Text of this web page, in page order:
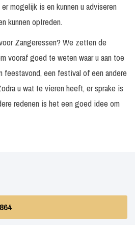
mogelijk is en kunnen u adviseren
kunnen optreden.
Zangeressen? We zetten de
vooraf goed te weten waar u aan toe
feestavond, een festival of een andere
u wat te vieren heeft, er sprake is
redenen is het een goed idee om